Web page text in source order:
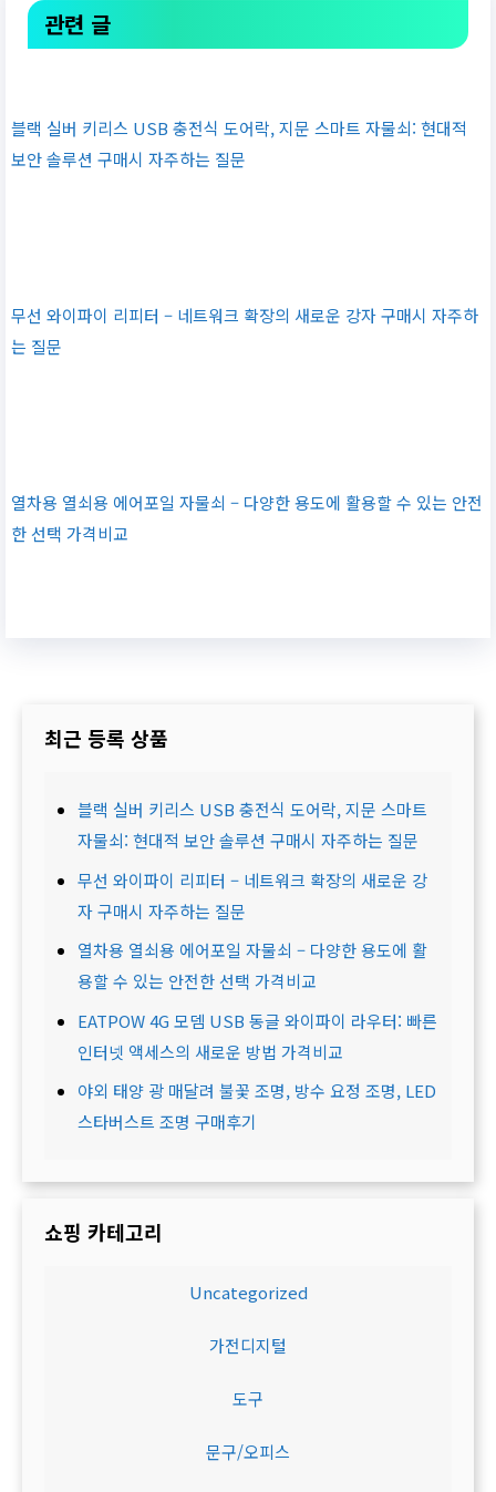
관련 글
블랙 실버 키리스 USB 충전식 도어락, 지문 스마트 자물쇠: 현대적
보안 솔루션 구매시 자주하는 질문
무선 와이파이 리피터 – 네트워크 확장의 새로운 강자 구매시 자주하
는 질문
열차용 열쇠용 에어포일 자물쇠 – 다양한 용도에 활용할 수 있는 안전
한 선택 가격비교
최근 등록 상품
블랙 실버 키리스 USB 충전식 도어락, 지문 스마트
자물쇠: 현대적 보안 솔루션 구매시 자주하는 질문
무선 와이파이 리피터 – 네트워크 확장의 새로운 강
자 구매시 자주하는 질문
열차용 열쇠용 에어포일 자물쇠 – 다양한 용도에 활
용할 수 있는 안전한 선택 가격비교
EATPOW 4G 모뎀 USB 동글 와이파이 라우터: 빠른
인터넷 액세스의 새로운 방법 가격비교
야외 태양 광 매달려 불꽃 조명, 방수 요정 조명, LED
스타버스트 조명 구매후기
쇼핑 카테고리
Uncategorized
가전디지털
도구
문구/오피스